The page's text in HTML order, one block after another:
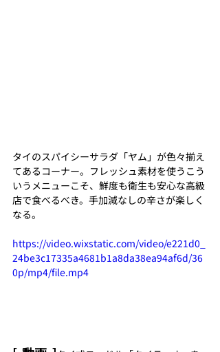
タイのスパイシーサラダ「ヤム」が色々揃え
てあるコーナー。フレッシュ素材を使うこう
いうメニューこそ、鮮度も衛生も安心な高級
店で食べるべき。手加減なしの辛さが楽しく
なる。
https://video.wixstatic.com/video/e221d0_
24be3c17335a4681b1a8da38ea94af6d/36
0p/mp4/file.mp4